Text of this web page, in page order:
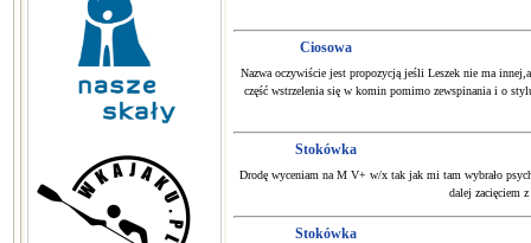
Ciosowa
Nazwa oczywiście jest propozycją jeśli Leszek nie ma
część wstrzelenia się w komin pomimo zewspinania i o
Stokówka
Drodę wyceniam na M V+ w/x tak jak mi tam wybrało
dalej zacięciem
Stokówka